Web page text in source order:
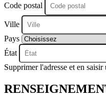
Code postal
Ville
Pays
État
Supprimer l'adresse et en